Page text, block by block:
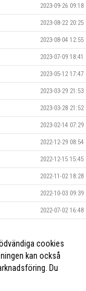
2023-09-26 09:18
2023-08-22 20:25
2023-08-04 12:55
2023-07-09 18:41
2023-05-12 17:47
2023-03-29 21:53
2023-03-28 21:52
2023-02-14 07:29
2022-12-29 08:54
2022-12-15 15:45
2022-11-02 18:28
2022-10-03 09:39
2022-07-02 16:48
2020-04-13 12:06
cookies
kan också
Du